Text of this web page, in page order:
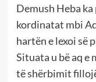
Demush Heba
kordinatat mbi
hartën e lexoi së
Situata u bë aq e
të shërbimit